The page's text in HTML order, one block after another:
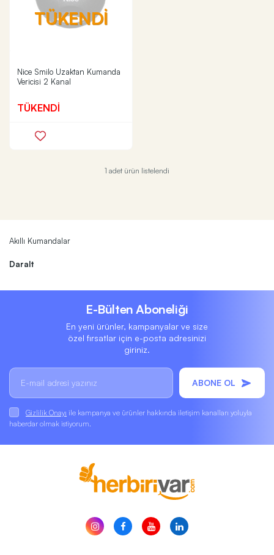
TÜKENDİ
Nice Smilo Uzaktan Kumanda
Vericisi 2 Kanal
TÜKENDİ
1 adet ürün listelendi
Akıllı Kumandalar
Daralt
E-Bülten Aboneliği
En yeni ürünler, kampanyalar ve size
özel fırsatlar için e-posta adresinizi
giriniz.
ABONE OL
Gizlilik Onayı ile kampanya ve ürünler hakkında iletişim kanalları yoluyla
haberdar olmak istiyorum.